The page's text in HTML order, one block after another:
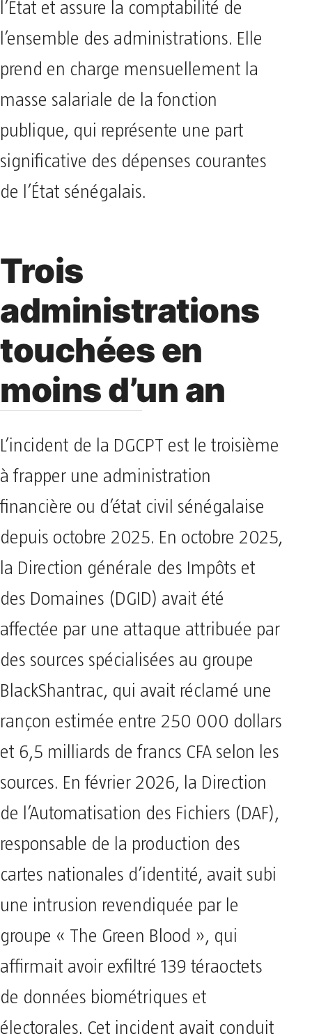
l’État et assure la comptabilité de
l’ensemble des administrations. Elle
prend en charge mensuellement la
masse salariale de la fonction
publique, qui représente une part
significative des dépenses courantes
de l’État sénégalais.
Trois
administrations
touchées en
moins d’un an
L’incident de la DGCPT est le troisième
à frapper une administration
financière ou d’état civil sénégalaise
depuis octobre 2025. En octobre 2025,
la Direction générale des Impôts et
des Domaines (DGID) avait été
affectée par une attaque attribuée par
des sources spécialisées au groupe
BlackShantrac, qui avait réclamé une
rançon estimée entre 250 000 dollars
et 6,5 milliards de francs CFA selon les
sources. En février 2026, la Direction
de l’Automatisation des Fichiers (DAF),
responsable de la production des
cartes nationales d’identité, avait subi
une intrusion revendiquée par le
groupe « The Green Blood », qui
affirmait avoir exfiltré 139 téraoctets
de données biométriques et
électorales. Cet incident avait conduit